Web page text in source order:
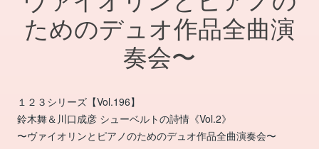
ためのデュオ作品全曲演
奏会〜
１２３シリーズ【Vol.196】
鈴木舞＆川口成彦 シューベルトの詩情《Vol.2》
〜ヴァイオリンとピアノのためのデュオ作品全曲演奏会〜